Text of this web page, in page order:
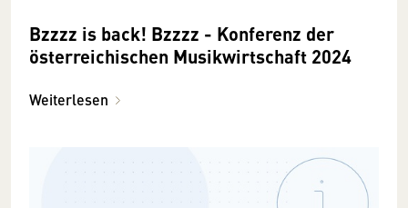
Bzzzz is back! Bzzzz - Konferenz der
österreichischen Musikwirtschaft 2024
Weiterlesen